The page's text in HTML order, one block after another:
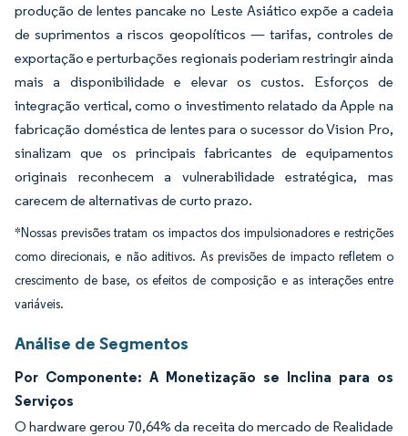
produção de lentes pancake no Leste Asiático expõe a cadeia
de suprimentos a riscos geopolíticos — tarifas, controles de
exportação e perturbações regionais poderiam restringir ainda
mais a disponibilidade e elevar os custos. Esforços de
integração vertical, como o investimento relatado da Apple na
fabricação doméstica de lentes para o sucessor do Vision Pro,
sinalizam que os principais fabricantes de equipamentos
originais reconhecem a vulnerabilidade estratégica, mas
carecem de alternativas de curto prazo.
*Nossas previsões tratam os impactos dos impulsionadores e restrições
como direcionais, e não aditivos. As previsões de impacto refletem o
crescimento de base, os efeitos de composição e as interações entre
variáveis.
Análise de Segmentos
Por Componente: A Monetização se Inclina para os
Serviços
O hardware gerou 70,64% da receita do mercado de Realidade